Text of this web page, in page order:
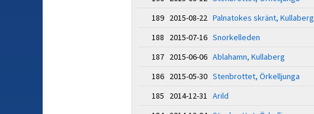
189 2015-08-22 Palnatokes skränt, Kullaberg
188 2015-07-16 Snorkelleden
187 2015-06-06 Ablahamn, Kullaberg
186 2015-05-30 Stenbrottet, Örkelljunga
185 2014-12-31 Arild